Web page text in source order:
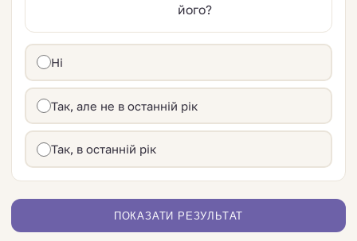
його?
Ні
Так, але не в останній рік
Так, в останній рік
ПОКАЗАТИ РЕЗУЛЬТАТ